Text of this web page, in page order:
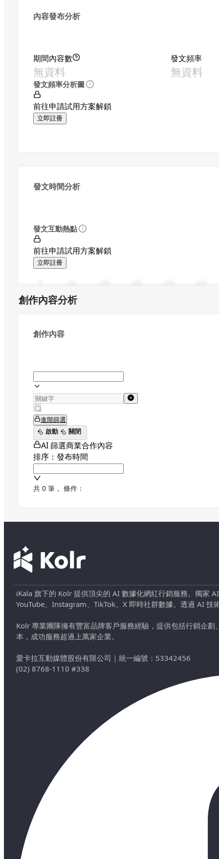
內容發布分析
期間內容數
無資料
發文頻率
無資料
發文頻率分析圖
前往申請試用方案解鎖
立即註冊
發文時間分析
發文互動熱點
前往申請試用方案解鎖
立即註冊
創作內容分析
創作內容
進階篩選
啟動
關閉
AI 篩選商業合作內容
排序：發布時間
共 0 筆 ， 條件：
iKala 旗下的 Kolr 提供頂尖的 AI 數據化網紅行銷服務。獨家
YouTube、Instagram、TikTok、X 即時社群數據。透過 AI
Kolr 專業團隊擁有豐富品牌客戶服務經驗，提供包括行銷企
本，成功服務超過上萬家企業。
愛卡拉互動媒體股份有限公司 ｜ 統一編號：53342456
(02) 8768-1110 #338